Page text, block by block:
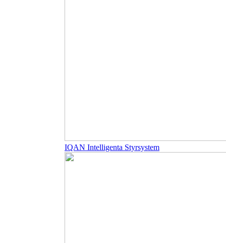
IQAN Intelligenta Styrsystem